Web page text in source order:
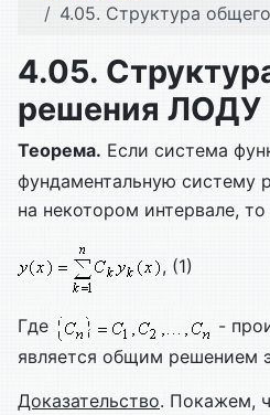
4.05. Cтруктура
4.05.
решения ЛОДУ
Теорема. Если система
фундаментальную систему
на некотором интервале,
, (1)
Где
-
является общим решением
Доказательство. Покажем,